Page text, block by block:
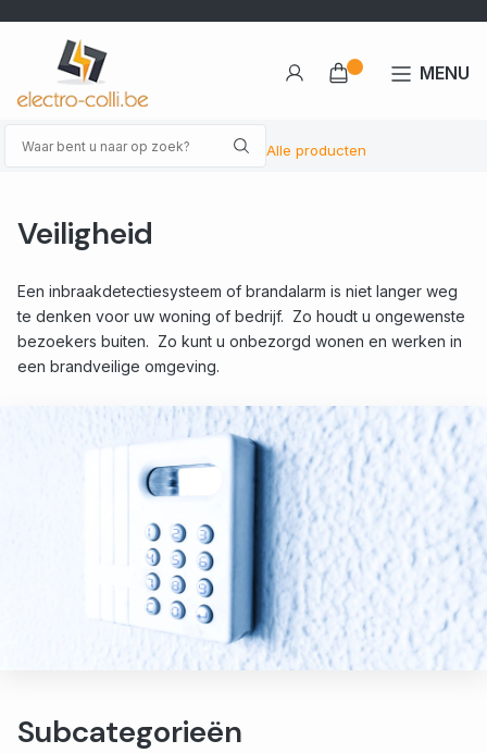
Alle producten
MENU
Veiligheid
Een inbraakdetectiesysteem of brandalarm is niet langer weg
te denken voor uw woning of bedrijf. Zo houdt u ongewenste
bezoekers buiten. Zo kunt u onbezorgd wonen en werken in
een brandveilige omgeving.
Subcategorieën